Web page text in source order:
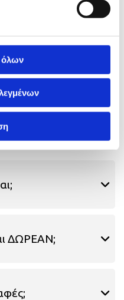
μέσα από την οποία
ΔΩΡΕΑΝ;